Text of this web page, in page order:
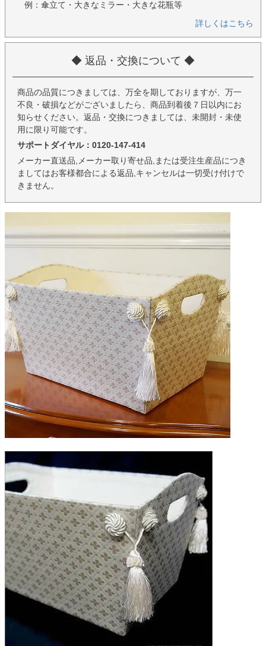
例：傘立て・大きなミラー・大きな花瓶等
詳しくはこちら
◆ 返品・交換について ◆
商品の品質につきましては、万全を期しておりますが、万一
不良・破損などがございましたら、商品到着後７日以内にお
知らせください。返品・交換につきましては、未開封・未使
用に限り可能です。
サポートダイヤル：0120-147-414
メーカー直送品,メーカー取り寄せ品,または受注生産品につき
ましてはお客様都合による返品,キャンセルは一切受け付けで
きません。